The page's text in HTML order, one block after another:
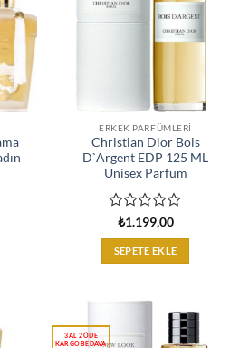
ERKEK PARFÜMLERI
Christian Dior Bois
D`Argent EDP 125 ML
Unisex Parfüm
üzerinden
0
oy
₺1.199,00
SEPETE EKLE